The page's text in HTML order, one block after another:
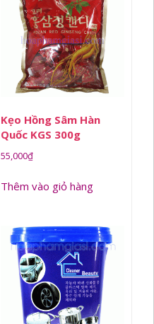
Kẹo Hồng Sâm Hàn
Quốc KGS 300g
55,000₫
Thêm vào giỏ hàng